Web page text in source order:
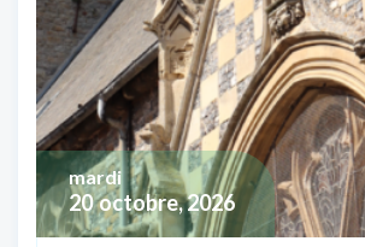
20 octobre, 2026
mardi